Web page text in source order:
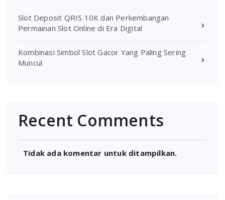
Slot Deposit QRIS 10K dan Perkembangan
Permainan Slot Online di Era Digital
Kombinasi Simbol Slot Gacor Yang Paling Sering
Muncul
Recent Comments
Tidak ada komentar untuk ditampilkan.